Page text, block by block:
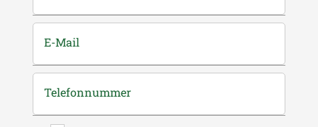
E-Mail
Telefonnummer